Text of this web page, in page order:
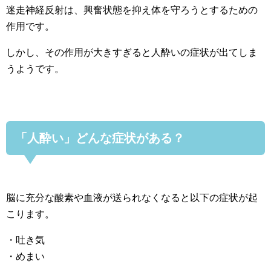
迷走神経反射は、興奮状態を抑え体を守ろうとするための
作用です。
しかし、その作用が大きすぎると人酔いの症状が出てしま
うようです。
「人酔い」どんな症状がある？
脳に充分な酸素や血液が送られなくなると以下の症状が起
こります。
・吐き気
・めまい